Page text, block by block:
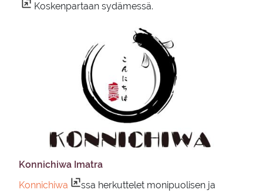
Koskenpartaan sydämessä.
Konnichiwa Imat­ra
Konnichiwa
ssa herkuttelet monipuolisen ja